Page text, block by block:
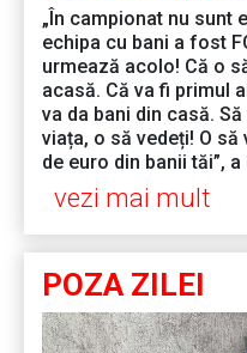
„În campionat nu sunt
echipa cu bani a fost
urmează acolo! Că o
acasă. Că va fi primul
va da bani din casă.
viața, o să vedeți! O
de euro din banii tăi”,
vezi mai mult
POZA ZILEI